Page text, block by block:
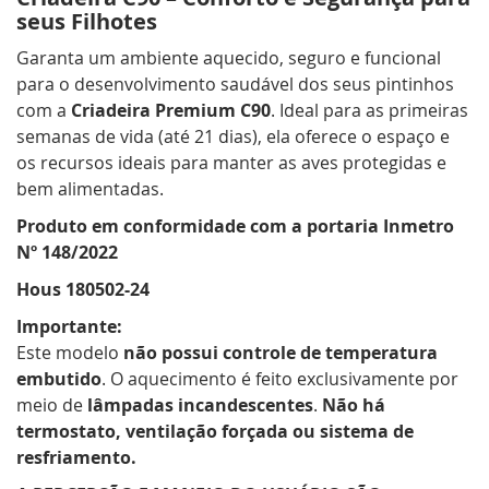
seus Filhotes
Garanta um ambiente aquecido, seguro e funcional
para o desenvolvimento saudável dos seus pintinhos
com a Criadeira Premium C90. Ideal para as primeiras
semanas de vida (até 21 dias), ela oferece o espaço e
os recursos ideais para manter as aves protegidas e
bem alimentadas.
Produto em conformidade com a portaria Inmetro
Nº 148/2022
Hous 180502-24
Importante:
Este modelo não possui controle de temperatura
embutido. O aquecimento é feito exclusivamente por
meio de lâmpadas incandescentes. Não há
termostato, ventilação forçada ou sistema de
resfriamento.